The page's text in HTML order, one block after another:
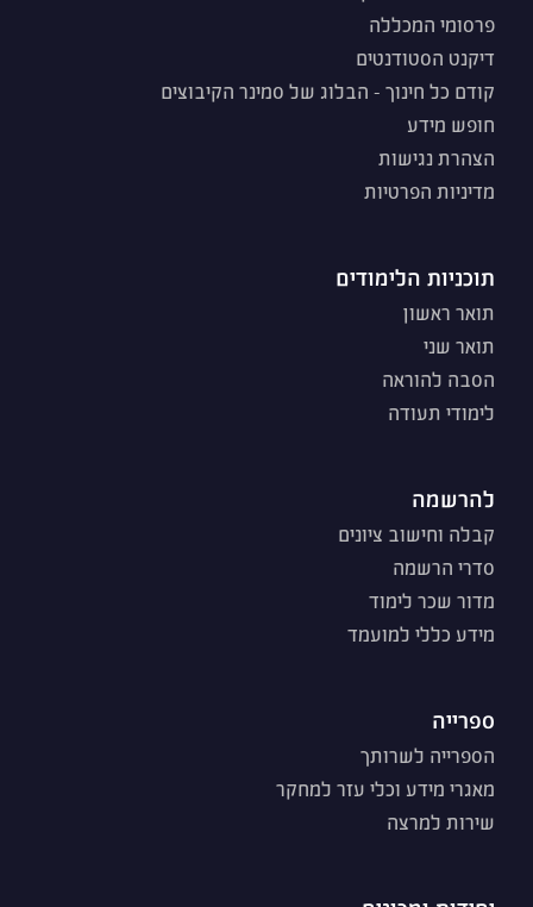
פרסומי המכללה
דיקנט הסטודנטים
קודם כל חינוך - הבלוג של סמינר הקיבוצים
חופש מידע
הצהרת נגישות
מדיניות הפרטיות
תוכניות הלימודים
תואר ראשון
תואר שני
הסבה להוראה
לימודי תעודה
להרשמה
קבלה וחישוב ציונים
סדרי הרשמה
מדור שכר לימוד
מידע כללי למועמד
ספרייה
הספרייה לשרותך
מאגרי מידע וכלי עזר למחקר
שירות למרצה